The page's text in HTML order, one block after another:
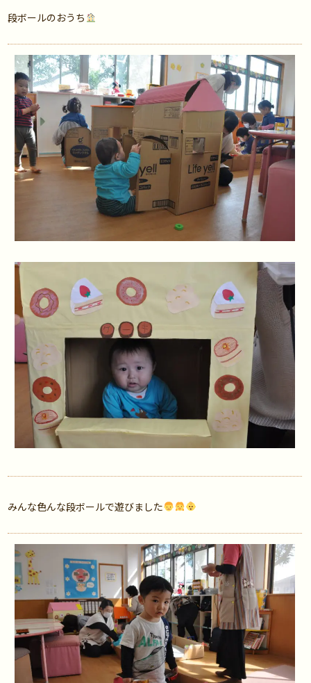
段ボールのおうち
みんな色んな段ボールで遊びました